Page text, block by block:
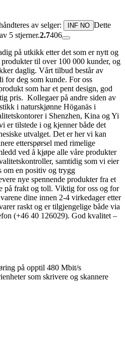
av selger: INF NO Dette
5 stjerner.2.7406
på utkikk etter det som er nytt og
til over 100 000 kunder, og
daglig. Vårt tilbud består av
for deg som kunde. For oss
som har et pent design, god
pris. Kollegaer på andre siden av
i naturskjønne Höganäs i
i Shenzhen, Kina og Yi
er tilstede i og kjenner både det
utvalget. Det er her vi kan
etterspørsel med rimelige
ved å kjøpe alle våre produkter
samtidig som vi eier
om en positiv og trygg
nye spennende produkter fra et
på frakt og toll. Viktig for oss og for
dine innen 2-4 virkedager etter
raskt og er tilgjengelige både via
(+46 40 126029). God kvalitet –
på opptil 480 Mbit/s
som skrivere og skannere